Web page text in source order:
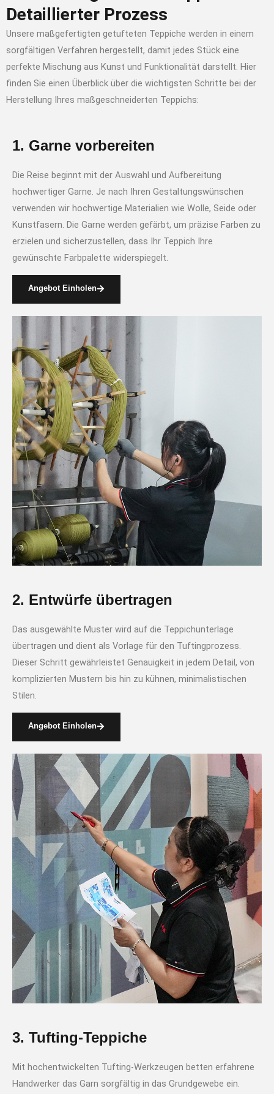
Detaillierter Prozess
Unsere maßgefertigten getufteten Teppiche werden in einem
sorgfältigen Verfahren hergestellt, damit jedes Stück eine
perfekte Mischung aus Kunst und Funktionalität darstellt. Hier
finden Sie einen Überblick über die wichtigsten Schritte bei der
Herstellung Ihres maßgeschneiderten Teppichs:
1. Garne vorbereiten
Die Reise beginnt mit der Auswahl und Aufbereitung
hochwertiger Garne. Je nach Ihren Gestaltungswünschen
verwenden wir hochwertige Materialien wie Wolle, Seide oder
Kunstfasern. Die Garne werden gefärbt, um präzise Farben zu
erzielen und sicherzustellen, dass Ihr Teppich Ihre
gewünschte Farbpalette widerspiegelt.
Angebot Einholen
2. Entwürfe übertragen
Das ausgewählte Muster wird auf die Teppichunterlage
übertragen und dient als Vorlage für den Tuftingprozess.
Dieser Schritt gewährleistet Genauigkeit in jedem Detail, von
komplizierten Mustern bis hin zu kühnen, minimalistischen
Stilen.
Angebot Einholen
3. Tufting-Teppiche
Mit hochentwickelten Tufting-Werkzeugen betten erfahrene
Handwerker das Garn sorgfältig in das Grundgewebe ein.